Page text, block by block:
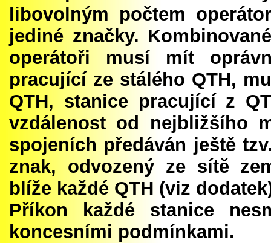
libovolným počtem
jediné značky.
operátoři musí mít
pracující ze stálého QTH,
QTH, stanice pracující z
vzdálenost od nejbližšího
spojeních předáván ještě
znak, odvozený ze sítě
blíže každé QTH (viz
Příkon každé stanice
koncesními podmínkami.